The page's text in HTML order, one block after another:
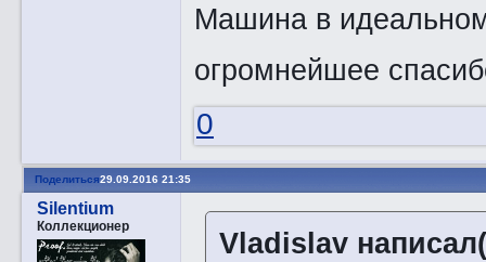
Машина в
огромнейшее
0
Поделиться29.09.2016 21:35
Silentium
Коллекционер
Vladislav